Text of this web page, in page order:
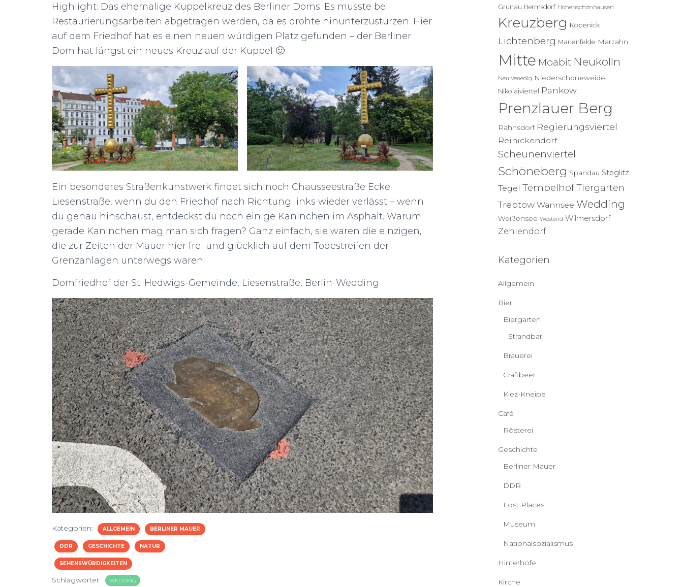
Highlight: Das ehemalige Kuppelkreuz des Berliner Doms. Es musste bei
Restaurierungsarbeiten abgetragen werden, da es drohte hinunterzustürzen. Hier
auf dem Friedhof hat es einen neuen würdigen Platz gefunden – der Berliner
Dom hat längst ein neues Kreuz auf der Kuppel 🙂
Ein besonderes Straßenkunstwerk findet sich noch Chausseestraße Ecke
Liesenstraße, wenn du den Friedhof nach Richtung links wieder verlässt – wenn
du genau hinschaust, entdeckst du noch einige Kaninchen im Asphalt. Warum
gerade Kaninchen mag man sich fragen? Ganz einfach, sie waren die einzigen,
die zur Zeiten der Mauer hier frei und glücklich auf dem Todestreifen der
Grenzanlagen unterwegs waren.
Domfriedhof der St. Hedwigs-Gemeinde, Liesenstraße, Berlin-Wedding
Kategorien: ALLGEMEIN BERLINER MAUER
DDR GESCHICHTE NATUR
SEHENSWÜRDIGKEITEN
Schlagwörter: WEDDING
Grünau Hermsdorf Hohenschönhausen
Kreuzberg Köpenick
Lichtenberg Marienfelde Marzahn
Mitte Moabit Neukölln
Neu Venedig Niederschöneweide
Nikolaiviertel Pankow
Prenzlauer Berg
Rahnsdorf Regierungsviertel
Reinickendorf
Scheunenviertel
Schöneberg Spandau Steglitz
Tegel Tempelhof Tiergarten
Treptow Wannsee Wedding
Weißensee Westend Wilmersdorf
Zehlendorf
Kategorien
Allgemein
Bier
Biergarten
Strandbar
Brauerei
Craftbeer
Kiez-Kneipe
Café
Rösterei
Geschichte
Berliner Mauer
DDR
Lost Places
Museum
Nationalsozialismus
Hinterhöfe
Kirche